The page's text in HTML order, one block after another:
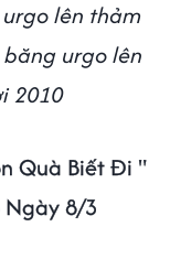
lên thảm
urgo lên
2010
Quà Biết Đi "
Ngày 8/3